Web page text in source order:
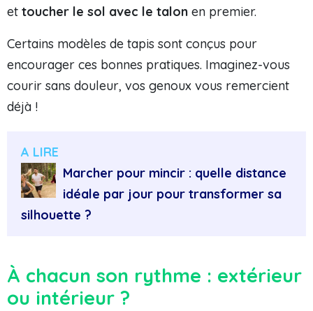
et toucher le sol avec le talon en premier.
Certains modèles de tapis sont conçus pour
encourager ces bonnes pratiques. Imaginez-vous
courir sans douleur, vos genoux vous remercient
déjà !
A LIRE
Marcher pour mincir : quelle distance
idéale par jour pour transformer sa
silhouette ?
À chacun son rythme : extérieur
ou intérieur ?